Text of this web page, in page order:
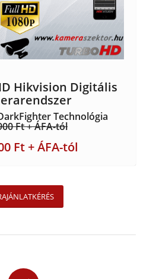
Hikvision Digitális
Technológia
Ft + ÁFA-tól
Ft + ÁFA-tól